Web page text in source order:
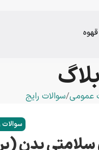
عمومی سوالات رایج
سوالات
سلامتی بدن